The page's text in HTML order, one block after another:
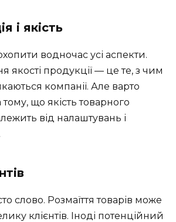
і якість
водночас усі аспекти.
якості продукції — це те, з чим
компанії. Але варто
що якість товарного
від налаштувань і
слово. Розмаїття товарів може
клієнтів. Іноді потенційний